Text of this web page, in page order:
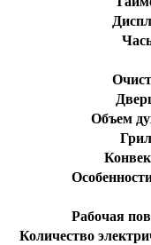
Объем
Рабочая
Количество